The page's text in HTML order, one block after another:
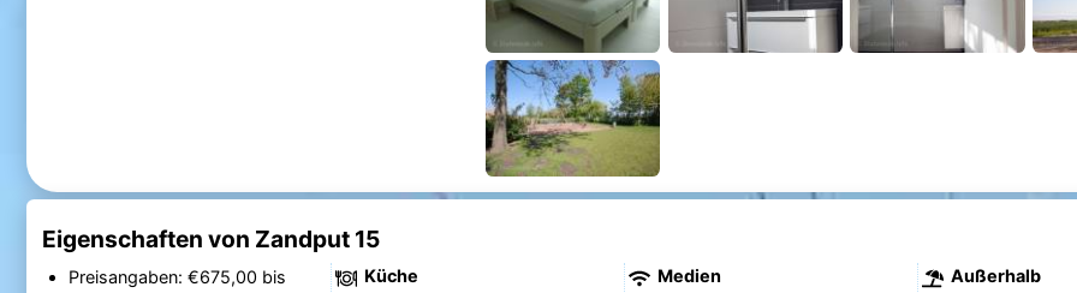
Eigenschaften von Zandput 15
Preisangaben: €675,00 bis
Küche
Medien
Außerhalb